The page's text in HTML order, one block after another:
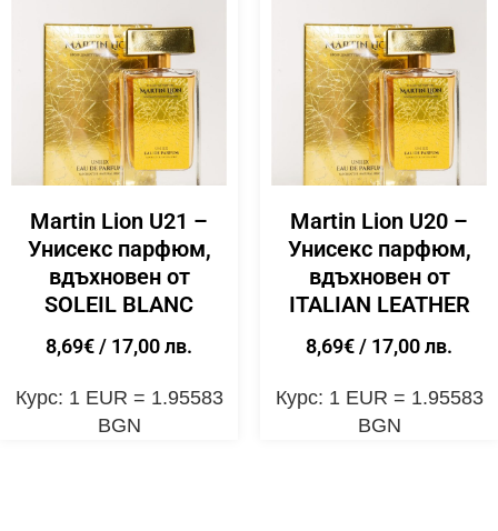
Martin Lion U21 –
Унисекс парфюм,
вдъхновен от
SOLEIL BLANC
8,69€/ 17,00 лв.
Курс: 1 EUR = 1.95583
BGN
Martin Lion U20 –
Унисекс парфюм,
вдъхновен от
ITALIAN LEATHER
8,69€/ 17,00 лв.
Курс: 1 EUR = 1.95583
BGN